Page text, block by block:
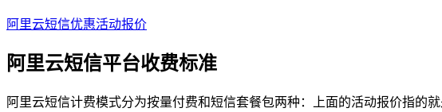
阿里云短信优惠活动报价
阿里云短信平台收费标准
阿里云短信计费模式分为按量付费和短信套餐包两种：上面的活动报价指的